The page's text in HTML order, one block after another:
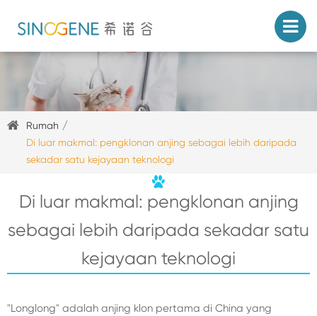
Rumah
Di luar makmal: pengklonan anjing sebagai lebih daripada
sekadar satu kejayaan teknologi
Di luar makmal: pengklonan anjing
sebagai lebih daripada sekadar satu
kejayaan teknologi
"Longlong" adalah anjing klon pertama di China yang